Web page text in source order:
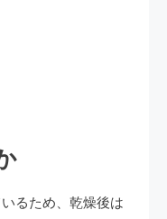
るため、乾燥後は